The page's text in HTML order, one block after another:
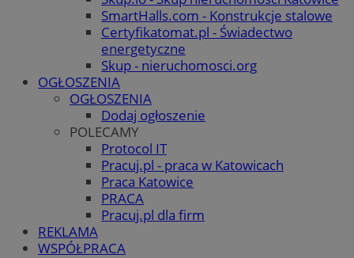
SmartHalls.com - Konstrukcje stalowe
Certyfikatomat.pl - Świadectwo
energetyczne
Skup - nieruchomosci.org
OGŁOSZENIA
OGŁOSZENIA
Dodaj ogłoszenie
POLECAMY
Protocol IT
Pracuj.pl - praca w Katowicach
Praca Katowice
PRACA
Pracuj.pl dla firm
REKLAMA
WSPÓŁPRACA